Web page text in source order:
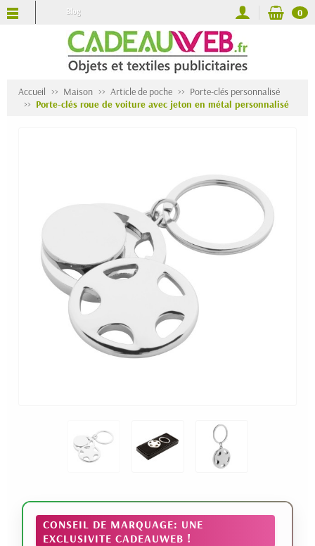
Blog 0
Accueil Maison Article de poche
Porte-clés personnalisé
Porte-clés roue de voiture avec jeton en métal personnalisé
CONSEIL DE MARQUAGE: UNE
EXCLUSIVITE CADEAUWEB !